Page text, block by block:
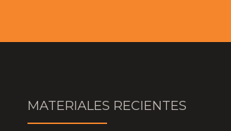
MATERIALES RECIENTES